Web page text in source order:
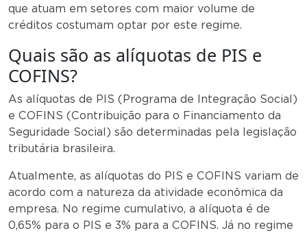
que atuam em setores com maior volume de
créditos costumam optar por este regime.
Quais são as alíquotas de PIS e
COFINS?
As alíquotas de PIS (Programa de Integração Social)
e COFINS (Contribuição para o Financiamento da
Seguridade Social) são determinadas pela legislação
tributária brasileira.
Atualmente, as alíquotas do PIS e COFINS variam de
acordo com a natureza da atividade econômica da
empresa. No regime cumulativo, a alíquota é de
0,65% para o PIS e 3% para a COFINS. Já no regime